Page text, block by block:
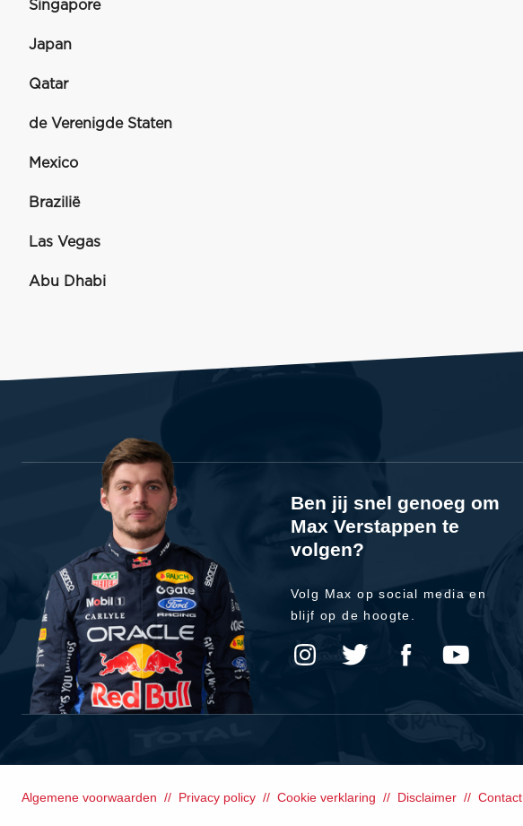
Singapore
Japan
Qatar
de Verenigde Staten
Mexico
Brazilië
Las Vegas
Abu Dhabi
Ben jij snel genoeg om
Max Verstappen te
volgen?
Volg Max op social media en
blijf op de hoogte.
Algemene voorwaarden Privacy policy Cookie verklaring Disclaimer Contact